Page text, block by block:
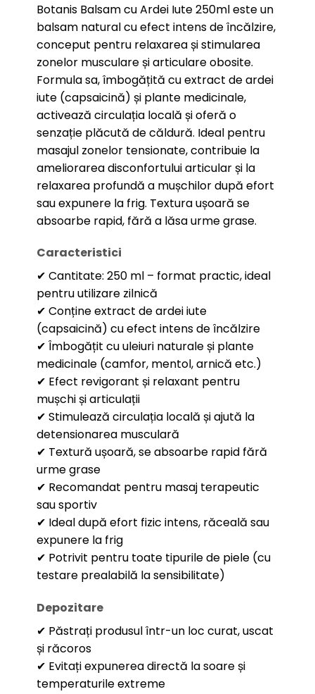
Botanis Balsam cu Ardei Iute 250ml este un
balsam natural cu efect intens de încălzire,
conceput pentru relaxarea și stimularea
zonelor musculare și articulare obosite.
Formula sa, îmbogățită cu extract de ardei
iute (capsaicină) și plante medicinale,
activează circulația locală și oferă o
senzație plăcută de căldură. Ideal pentru
masajul zonelor tensionate, contribuie la
ameliorarea disconfortului articular și la
relaxarea profundă a mușchilor după efort
sau expunere la frig. Textura ușoară se
absoarbe rapid, fără a lăsa urme grase.
Caracteristici
✔ Cantitate: 250 ml – format practic, ideal
pentru utilizare zilnică
✔ Conține extract de ardei iute
(capsaicină) cu efect intens de încălzire
✔ Îmbogățit cu uleiuri naturale și plante
medicinale (camfor, mentol, arnică etc.)
✔ Efect revigorant și relaxant pentru
mușchi și articulații
✔ Stimulează circulația locală și ajută la
detensionarea musculară
✔ Textură ușoară, se absoarbe rapid fără
urme grase
✔ Recomandat pentru masaj terapeutic
sau sportiv
✔ Ideal după efort fizic intens, răceală sau
expunere la frig
✔ Potrivit pentru toate tipurile de piele (cu
testare prealabilă la sensibilitate)
Depozitare
✔ Păstrați produsul într-un loc curat, uscat
și răcoros
✔ Evitați expunerea directă la soare și
temperaturile extreme